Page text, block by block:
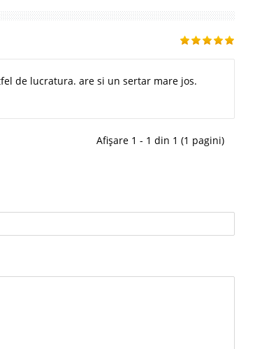
de lucratura. are si un sertar mare jos.
Afișare 1 - 1 din 1 (1 pagini)